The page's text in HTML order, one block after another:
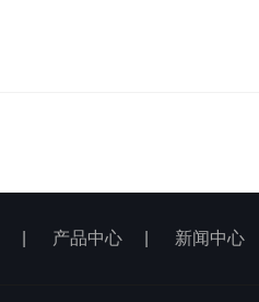
产品中心 新闻中心